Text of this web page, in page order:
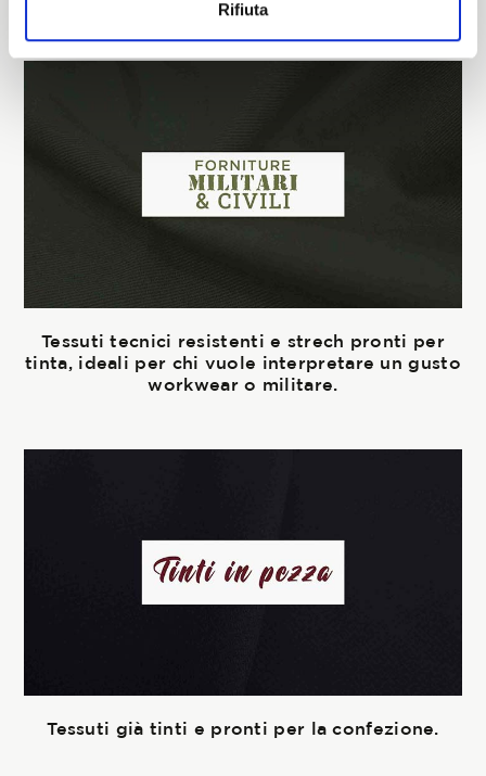
Rifiuta
Tessuti tecnici resistenti e strech pronti per
tinta, ideali per chi vuole interpretare un gusto
workwear o militare.
Tessuti già tinti e pronti per la confezione.